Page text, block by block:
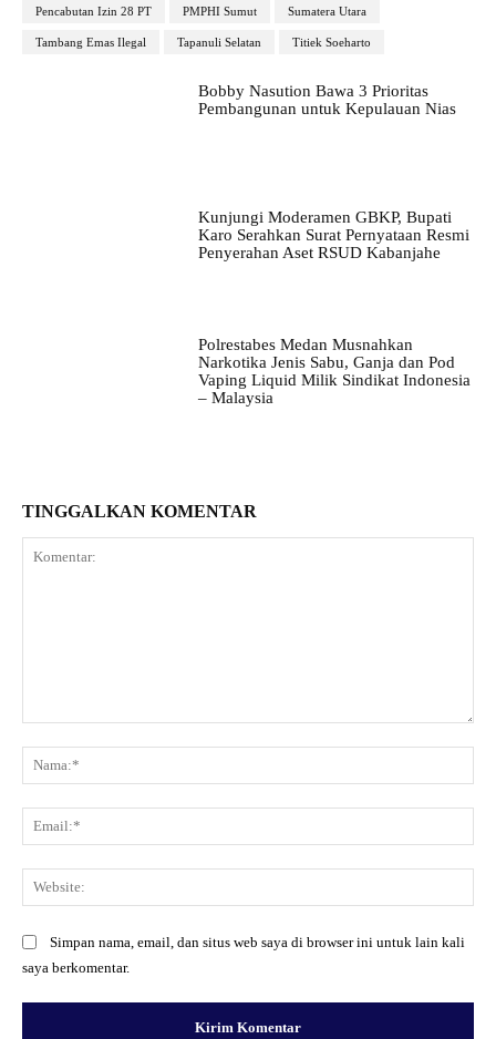
Pencabutan Izin 28 PT PMPHI Sumut Sumatera Utara
Tambang Emas Ilegal Tapanuli Selatan Titiek Soeharto
Bobby Nasution Bawa 3 Prioritas
Pembangunan untuk Kepulauan Nias
Kunjungi Moderamen GBKP, Bupati
Karo Serahkan Surat Pernyataan Resmi
Penyerahan Aset RSUD Kabanjahe
Polrestabes Medan Musnahkan
Narkotika Jenis Sabu, Ganja dan Pod
Vaping Liquid Milik Sindikat Indonesia
– Malaysia
TINGGALKAN KOMENTAR
Simpan nama, email, dan situs web saya di browser ini untuk lain kali
saya berkomentar.